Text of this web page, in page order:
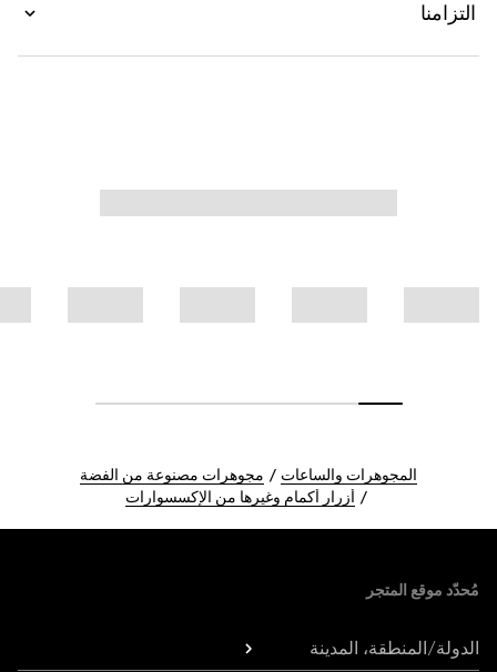
التزامنا
المجوهرات والساعات
مجوهرات مصنوعة من الفضة
أزرار أكمام وغيرها من الإكسسوارات
مُحدّد موقع المتجر
الدولة/المنطقة، المدينة